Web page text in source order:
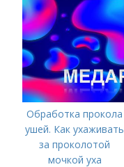
Обработка прокола
ушей. Как ухаживать
за проколотой
мочкой уха